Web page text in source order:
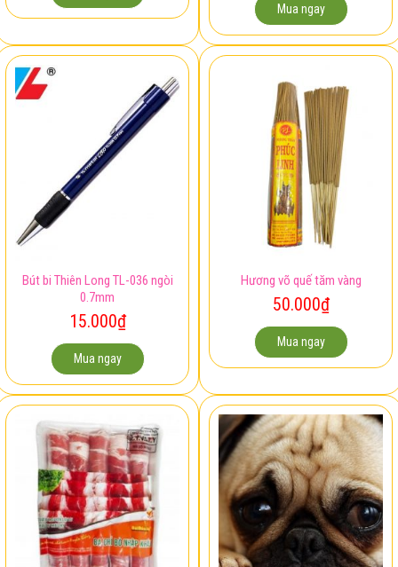
Mua ngay
Bút bi Thiên Long TL-036 ngòi
0.7mm
15.000₫
Mua ngay
Hương võ quế tăm vàng
50.000₫
Mua ngay